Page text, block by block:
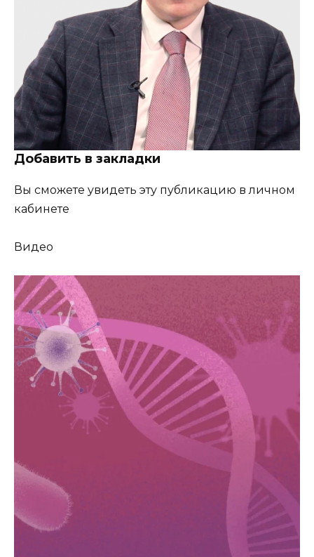
Добавить в закладки
Вы сможете увидеть эту публикацию в личном
кабинете
Видео